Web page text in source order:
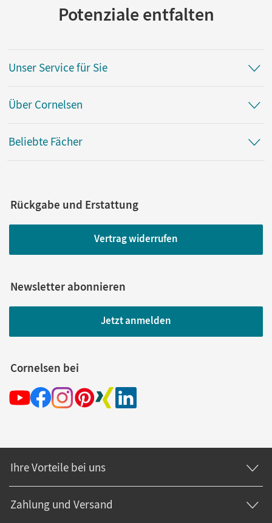
Potenziale entfalten
Unser Service für Sie
Über Cornelsen
Beliebte Fächer
Rückgabe und Erstattung
Vertrag widerrufen
Newsletter abonnieren
Jetzt anmelden
Cornelsen bei
Ihre Vorteile bei uns
Zahlung und Versand